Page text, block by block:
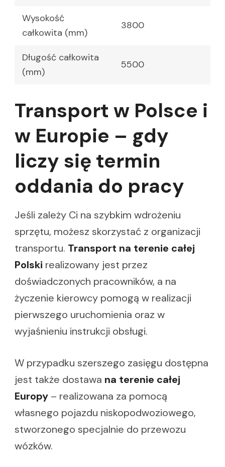
Wysokość
całkowita (mm)
3800
Długość całkowita
(mm)
5500
Transport w Polsce i
w Europie – gdy
liczy się termin
oddania do pracy
Jeśli zależy Ci na szybkim wdrożeniu
sprzętu, możesz skorzystać z organizacji
transportu. Transport na terenie całej
Polski realizowany jest przez
doświadczonych pracowników, a na
życzenie kierowcy pomogą w realizacji
pierwszego uruchomienia oraz w
wyjaśnieniu instrukcji obsługi.
W przypadku szerszego zasięgu dostępna
jest także dostawa na terenie całej
Europy – realizowana za pomocą
własnego pojazdu niskopodwoziowego,
stworzonego specjalnie do przewozu
wózków.